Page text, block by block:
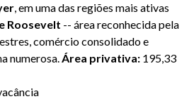
, em uma das regiões mais ativas
Roosevelt -- área reconhecida pela
comércio consolidado e
numerosa.Área privativa: 195,33